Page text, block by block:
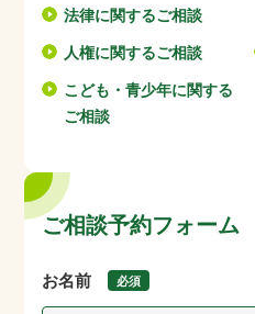
法律に関するご相談
人権に関するご相談
こども・青少年に関する
ご相談
ご相談予約フォーム
お名前 必須